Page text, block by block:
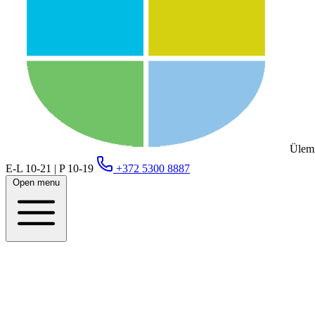
E-L 10-21 | P 10-19
+372 5300 8887
Open menu